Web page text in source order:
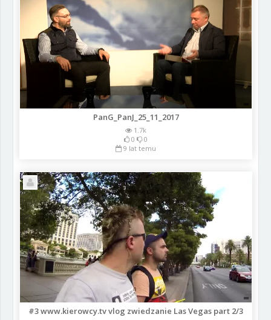
PanG_PanJ_25_11_2017
1.7k
0
0
9 lat temu
#3 www.kierowcy.tv vlog zwiedzanie Las Vegas part 2/3